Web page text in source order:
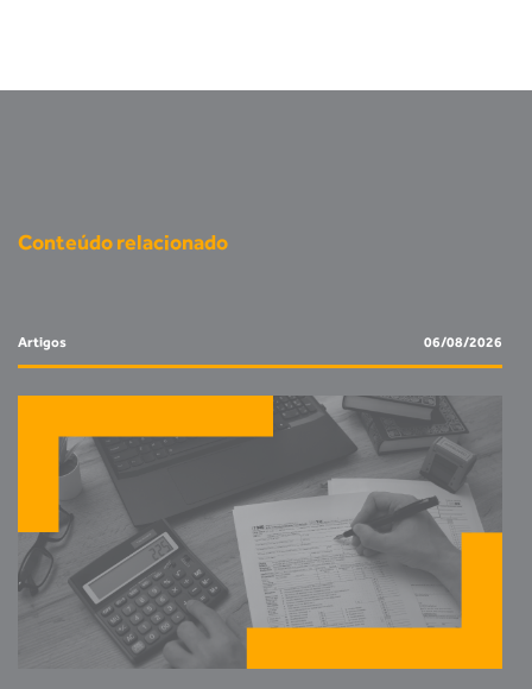
Conteúdo relacionado
Artigos 06/08/2026